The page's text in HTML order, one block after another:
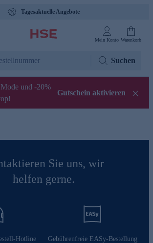
Tagesaktuelle Angebote
Mein Konto Warenkorb
Suchen
und -20%
Gutschein aktivieren
Sie uns, wir
helfen gerne.
Hotline Gebührenfreie EASy-Bestellung